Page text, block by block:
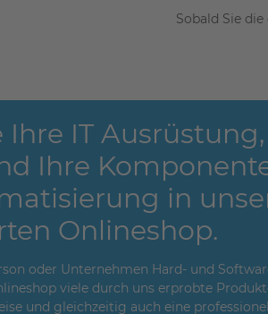
Sobald Sie
Ihre IT
Ihre
in
Onlineshop.
oder Unternehmen Hard- und
viele durch uns erprobte
und gleichzeitig auch eine